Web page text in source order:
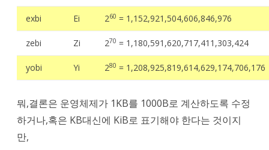
exbi Ei 260 = 1,152,921,504,606,846,976
zebi Zi 270 = 1,180,591,620,717,411,303,424
yobi Yi 280 = 1,208,925,819,614,629,174,706,176
뭐,결론은 운영체제가 1KB를 1000B로 계산하도록 수정
하거나,혹은 KB대신에 KiB로 표기해야 한다는 것이지
만,